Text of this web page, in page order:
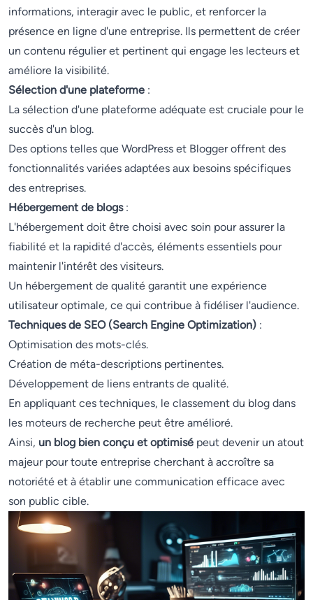
informations, interagir avec le public, et renforcer la
présence en ligne d'une entreprise. Ils permettent de créer
un contenu régulier et pertinent qui engage les lecteurs et
améliore la visibilité.
Sélection d'une plateforme :
La sélection d'une plateforme adéquate est cruciale pour le
succès d'un blog.
Des options telles que WordPress et Blogger offrent des
fonctionnalités variées adaptées aux besoins spécifiques
des entreprises.
Hébergement de blogs:
L'hébergement doit être choisi avec soin pour assurer la
fiabilité et la rapidité d'accès, éléments essentiels pour
maintenir l'intérêt des visiteurs.
Un hébergement de qualité garantit une expérience
utilisateur optimale, ce qui contribue à fidéliser l'audience.
Techniques de SEO (Search Engine Optimization) :
Optimisation des mots-clés.
Création de méta-descriptions pertinentes.
Développement de liens entrants de qualité.
En appliquant ces techniques, le classement du blog dans
les moteurs de recherche peut être amélioré.
Ainsi, un blog bien conçu et optimisé peut devenir un atout
majeur pour toute entreprise cherchant à accroître sa
notoriété et à établir une communication efficace avec
son public cible.